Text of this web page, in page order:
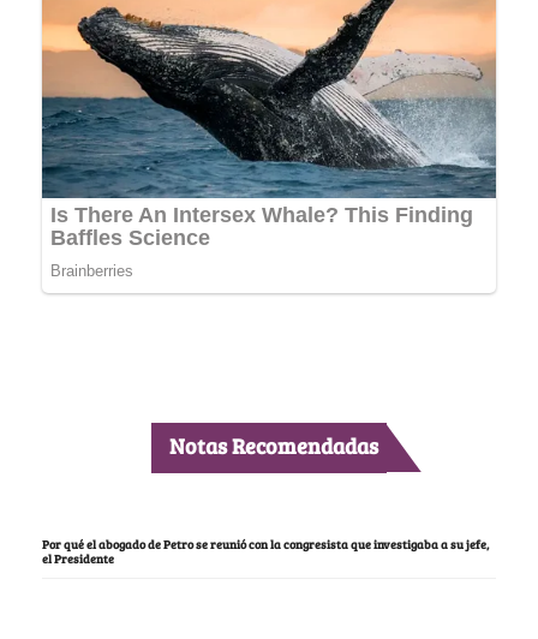
Notas Recomendadas
Por qué el abogado de Petro se reunió con la congresista que investigaba a su jefe,
el Presidente